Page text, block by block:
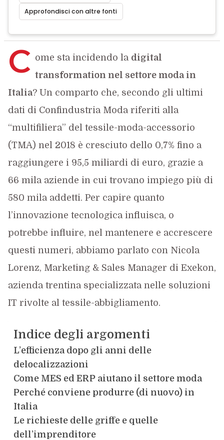
Approfondisci con altre fonti
C ome sta incidendo la digital
transformation nel settore moda in
Italia? Un comparto che, secondo gli ultimi
dati di Confindustria Moda riferiti alla
“multifiliera” del tessile-moda-accessorio
(TMA) nel 2018 è cresciuto dello 0,7% fino a
raggiungere i 95,5 miliardi di euro, grazie a
66 mila aziende in cui trovano impiego più di
580 mila addetti. Per capire quanto
l’innovazione tecnologica influisca, o
potrebbe influire, nel mantenere e accrescere
questi numeri, abbiamo parlato con Nicola
Lorenz, Marketing & Sales Manager di Exekon,
azienda trentina specializzata nelle soluzioni
IT rivolte al tessile-abbigliamento.
Indice degli argomenti
L’efficienza dopo gli anni delle
delocalizzazioni
Come MES ed ERP aiutano il settore moda
Perché conviene produrre (di nuovo) in
Italia
Le richieste delle griffe e quelle
dell’imprenditore